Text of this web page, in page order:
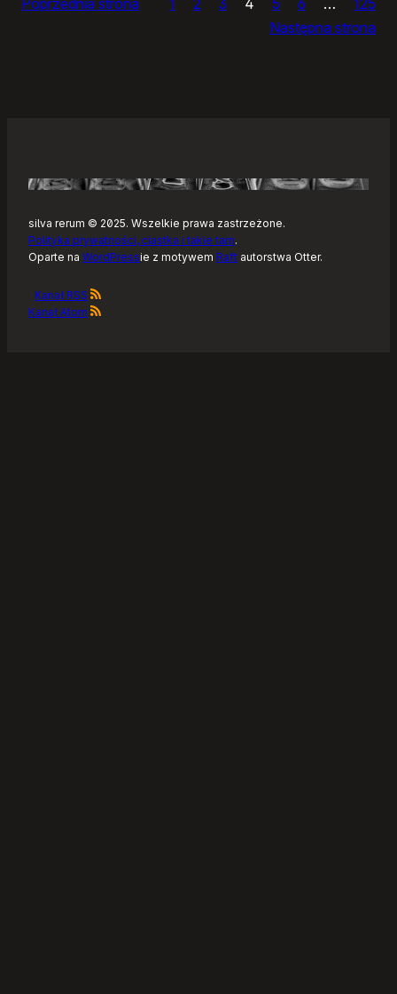
Następna strona
silva rerum © 2025. Wszelkie prawa zastrzeżone.
Polityka prywatności, ciastka i takie tam.
Oparte na WordPressie z motywem Raft autorstwa Otter.
Kanał RSS
Kanał Atom